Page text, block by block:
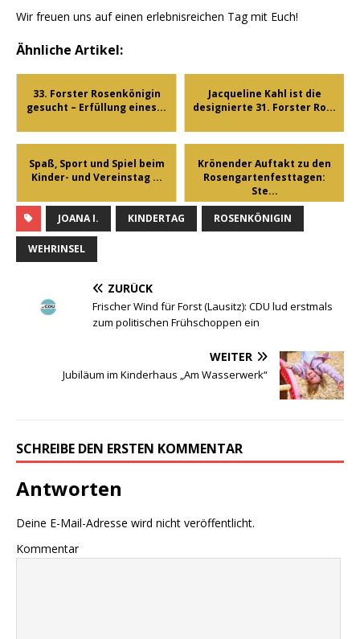
Wir freuen uns auf einen erlebnisreichen Tag mit Euch!
Ähnliche Artikel:
33. Forster Rosenkönigin
gesucht – Erfüllung eines...
Jacqueline Kahl ist die
designierte 31. Forster Ro...
Spaß, Sport und Spiel beim
Kinder- und Vereinstag ...
Krönender Auftakt zu den
Rosengartenfesttagen:
Ste...
JOANA I.
KINDERTAG ROSENKÖNIGIN
WEHRINSEL
ZURÜCK
Frischer Wind für Forst (Lausitz): CDU lud erstmals
zum politischen Frühschoppen ein
WEITER
Jubiläum im Kinderhaus „Am Wasserwerk“
SCHREIBE DEN ERSTEN KOMMENTAR
Antworten
Deine E-Mail-Adresse wird nicht veröffentlicht.
Kommentar